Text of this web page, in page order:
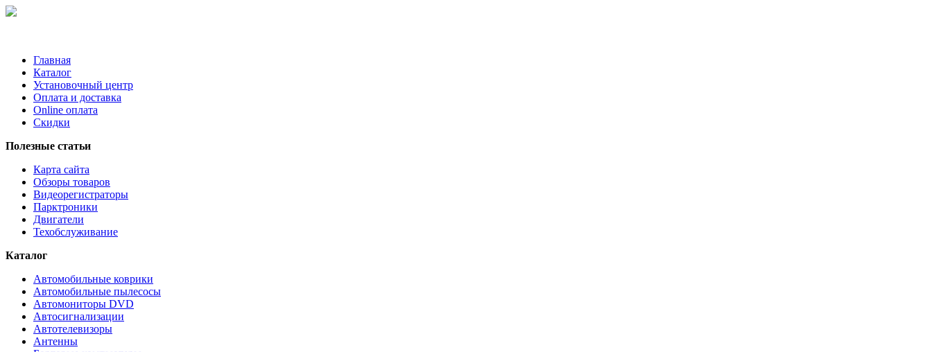
Главная
Каталог
Установочный центр
Оплата и доставка
Online оплата
Скидки
Полезные статьи
Карта сайта
Обзоры товаров
Видеорегистраторы
Парктроники
Двигатели
Техобслуживание
Каталог
Автомобильные коврики
Автомобильные пылесосы
Автомониторы DVD
Автосигнализации
Автотелевизоры
Антенны